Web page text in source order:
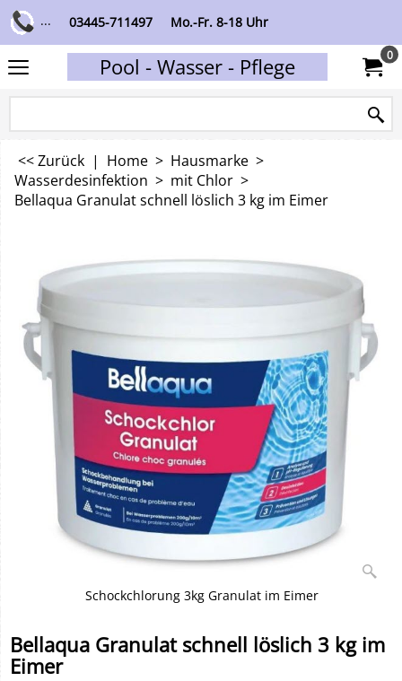
... 03445-711497 Mo.-Fr. 8-18 Uhr
Pool - Wasser - Pflege 0
<< Zurück | Home > Hausmarke >
Wasserdesinfektion > mit Chlor >
Bellaqua Granulat schnell löslich 3 kg im Eimer
Schockchlorung 3kg Granulat im Eimer
Bellaqua Granulat schnell löslich 3 kg im
Eimer